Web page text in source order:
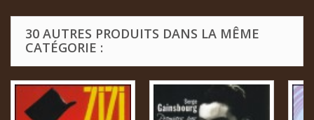
30 AUTRES PRODUITS DANS LA MÊME
CATÉGORIE :